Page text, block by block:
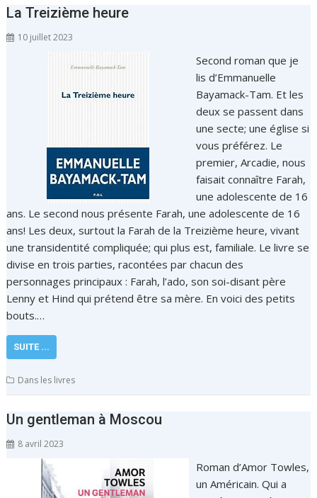
La Treizième heure
10 juillet 2023
Second roman que je
lis d’Emmanuelle
Bayamack-Tam. Et les
deux se passent dans
une secte; une église si
vous préférez. Le
premier, Arcadie, nous
faisait connaître Farah,
une adolescente de 16
ans. Le second nous présente Farah, une adolescente de 16
ans! Les deux, surtout la Farah de la Treizième heure, vivant
une transidentité compliquée; qui plus est, familiale. Le livre se
divise en trois parties, racontées par chacun des
personnages principaux : Farah, l’ado, son soi-disant père
Lenny et Hind qui prétend être sa mère. En voici des petits
bouts.…
SUITE ...
Dans les livres
Un gentleman à Moscou
8 avril 2023
Roman d’Amor Towles,
un Américain. Qui a